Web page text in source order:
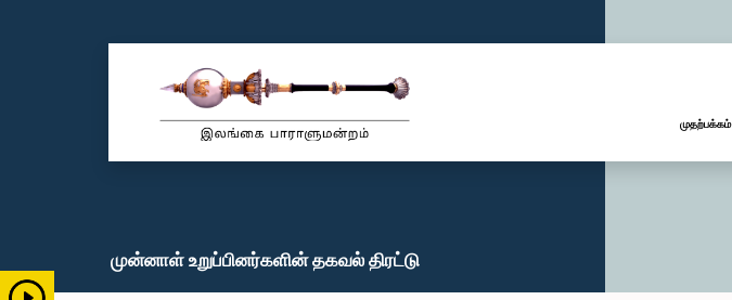
முதற்பக்கம்
முன்னாள் உறுப்பினர்களின் தகவல் திரட்டு